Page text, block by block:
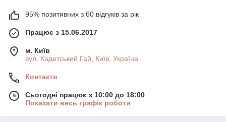
95% позитивних з 60 відгуків за рік
Працює з 15.06.2017
м. Київ
вул. Кадетський Гай, Київ, Україна
Контакти
Сьогодні працює з 10:00 до 18:00
Показати весь графік роботи